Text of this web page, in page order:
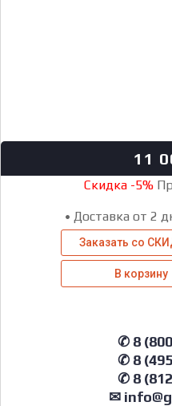
11
Скидка -5%
• Доставка от 2
Заказать со
В корзину
✆ 8
✆ 8
✆ 8
✉